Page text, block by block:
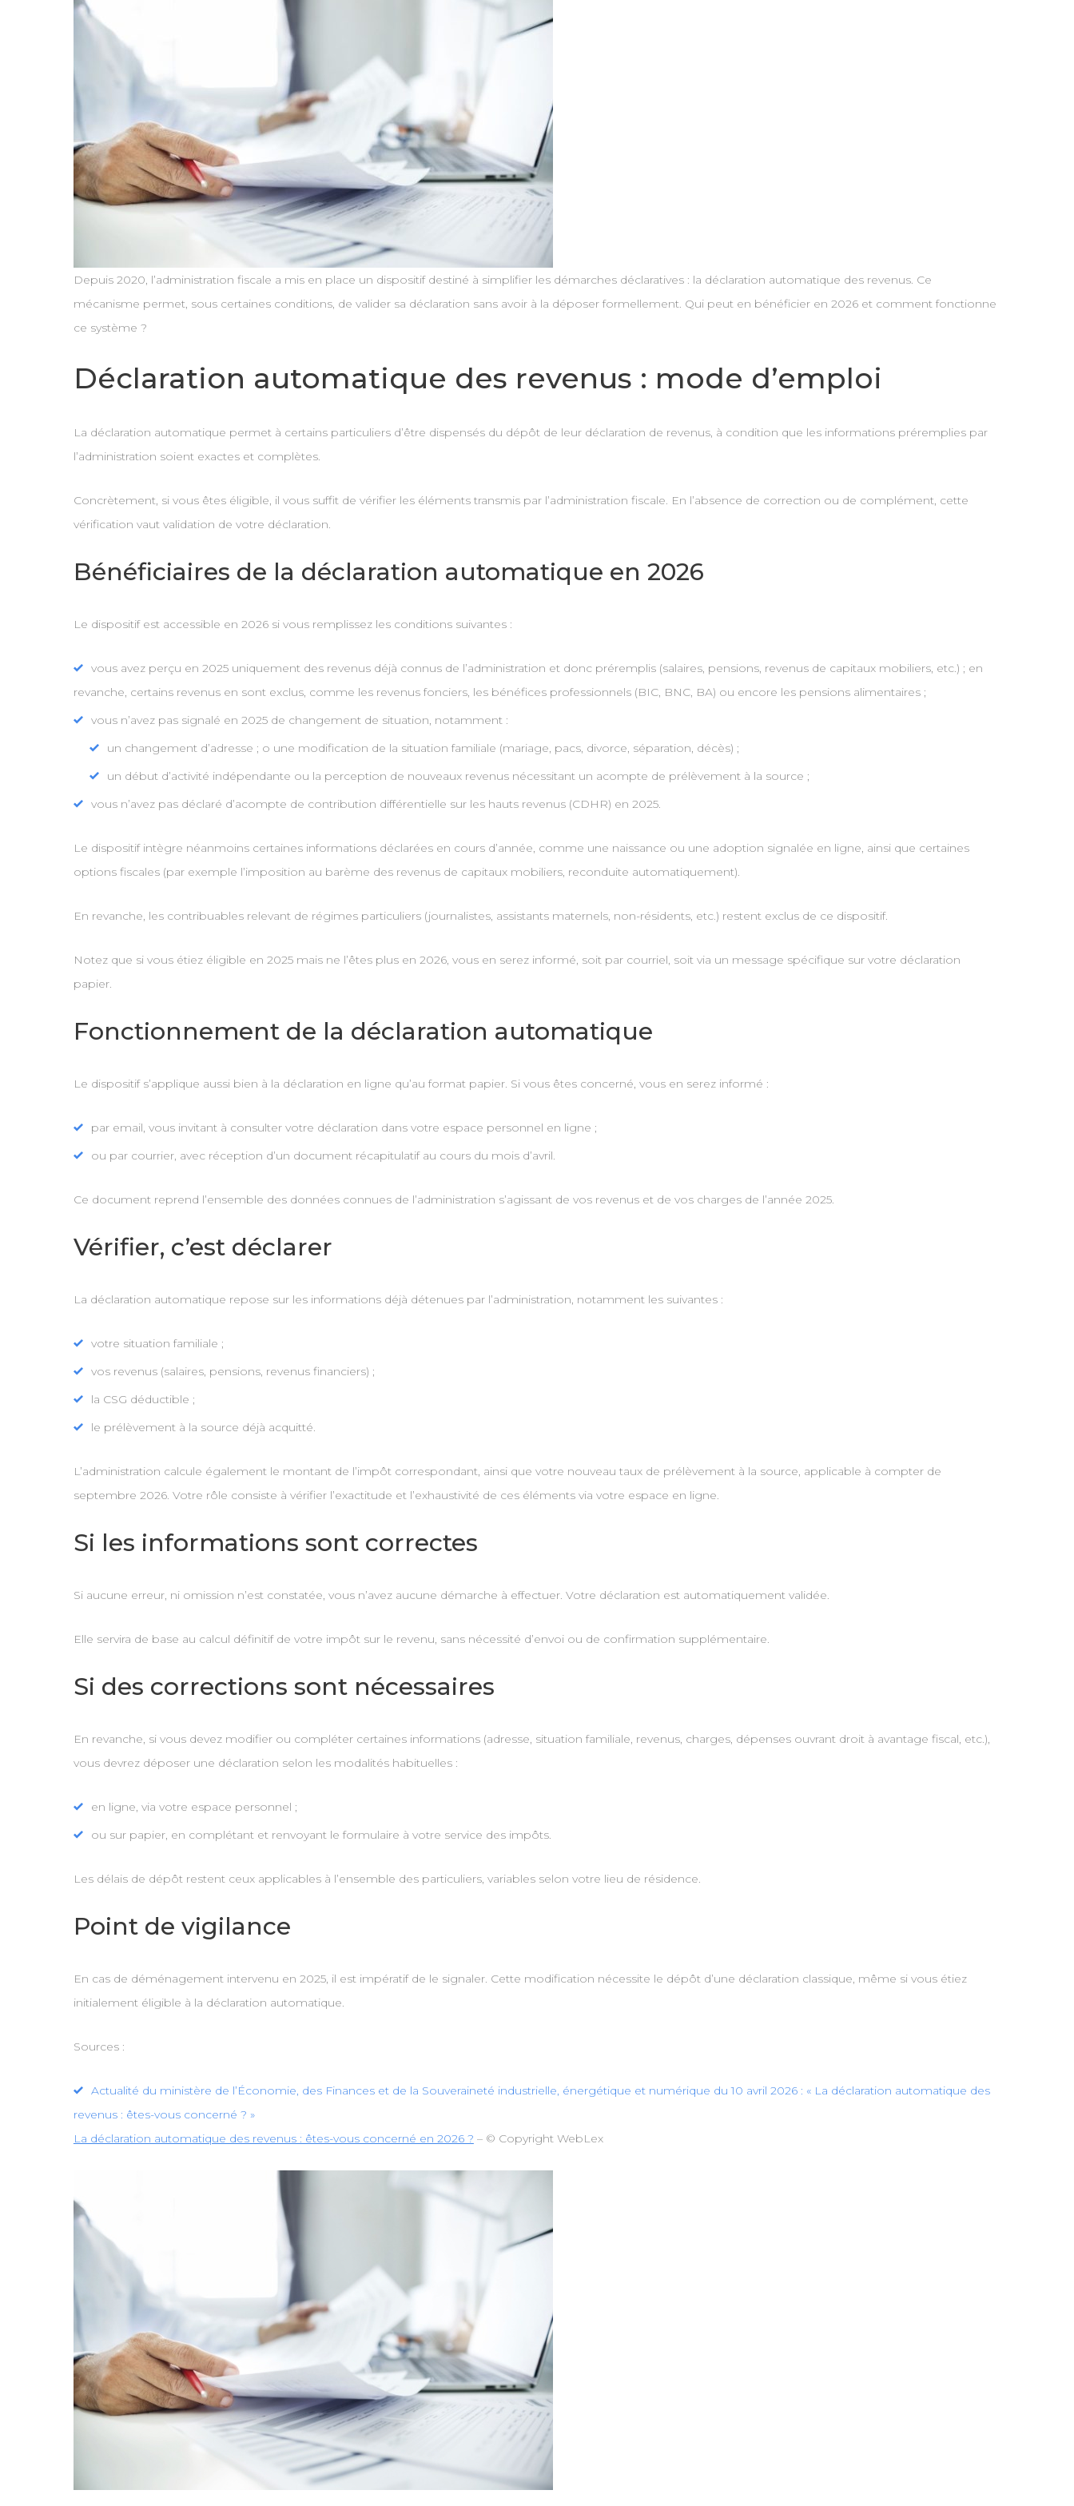
Depuis 2020, l’administration fiscale a mis en place un dispositif destiné à simplifier les démarches déclaratives : la déclaration automatique des revenus. Ce
mécanisme permet, sous certaines conditions, de valider sa déclaration sans avoir à la déposer formellement. Qui peut en bénéficier en 2026 et comment fonctionne
ce système ?
Déclaration automatique des revenus : mode d’emploi
La déclaration automatique permet à certains particuliers d’être dispensés du dépôt de leur déclaration de revenus, à condition que les informations préremplies par
l’administration soient exactes et complètes.
Concrètement, si vous êtes éligible, il vous suffit de vérifier les éléments transmis par l’administration fiscale. En l’absence de correction ou de complément, cette
vérification vaut validation de votre déclaration.
Bénéficiaires de la déclaration automatique en 2026
Le dispositif est accessible en 2026 si vous remplissez les conditions suivantes :
vous avez perçu en 2025 uniquement des revenus déjà connus de l’administration et donc préremplis (salaires, pensions, revenus de capitaux mobiliers, etc.) ; en
revanche, certains revenus en sont exclus, comme les revenus fonciers, les bénéfices professionnels (BIC, BNC, BA) ou encore les pensions alimentaires ;
vous n’avez pas signalé en 2025 de changement de situation, notamment :
un changement d’adresse ; o une modification de la situation familiale (mariage, pacs, divorce, séparation, décès) ;
un début d’activité indépendante ou la perception de nouveaux revenus nécessitant un acompte de prélèvement à la source ;
vous n’avez pas déclaré d’acompte de contribution différentielle sur les hauts revenus (CDHR) en 2025.
Le dispositif intègre néanmoins certaines informations déclarées en cours d’année, comme une naissance ou une adoption signalée en ligne, ainsi que certaines
options fiscales (par exemple l’imposition au barème des revenus de capitaux mobiliers, reconduite automatiquement).
En revanche, les contribuables relevant de régimes particuliers (journalistes, assistants maternels, non-résidents, etc.) restent exclus de ce dispositif.
Notez que si vous étiez éligible en 2025 mais ne l’êtes plus en 2026, vous en serez informé, soit par courriel, soit via un message spécifique sur votre déclaration
papier.
Fonctionnement de la déclaration automatique
Le dispositif s’applique aussi bien à la déclaration en ligne qu’au format papier. Si vous êtes concerné, vous en serez informé :
par email, vous invitant à consulter votre déclaration dans votre espace personnel en ligne ;
ou par courrier, avec réception d’un document récapitulatif au cours du mois d’avril.
Ce document reprend l’ensemble des données connues de l’administration s’agissant de vos revenus et de vos charges de l’année 2025.
Vérifier, c’est déclarer
La déclaration automatique repose sur les informations déjà détenues par l’administration, notamment les suivantes :
votre situation familiale ;
vos revenus (salaires, pensions, revenus financiers) ;
la CSG déductible ;
le prélèvement à la source déjà acquitté.
L’administration calcule également le montant de l’impôt correspondant, ainsi que votre nouveau taux de prélèvement à la source, applicable à compter de
septembre 2026. Votre rôle consiste à vérifier l’exactitude et l’exhaustivité de ces éléments via votre espace en ligne.
Si les informations sont correctes
Si aucune erreur, ni omission n’est constatée, vous n’avez aucune démarche à effectuer. Votre déclaration est automatiquement validée.
Elle servira de base au calcul définitif de votre impôt sur le revenu, sans nécessité d’envoi ou de confirmation supplémentaire.
Si des corrections sont nécessaires
En revanche, si vous devez modifier ou compléter certaines informations (adresse, situation familiale, revenus, charges, dépenses ouvrant droit à avantage fiscal, etc.),
vous devrez déposer une déclaration selon les modalités habituelles :
en ligne, via votre espace personnel ;
ou sur papier, en complétant et renvoyant le formulaire à votre service des impôts.
Les délais de dépôt restent ceux applicables à l’ensemble des particuliers, variables selon votre lieu de résidence.
Point de vigilance
En cas de déménagement intervenu en 2025, il est impératif de le signaler. Cette modification nécessite le dépôt d’une déclaration classique, même si vous étiez
initialement éligible à la déclaration automatique.
Sources :
Actualité du ministère de l’Économie, des Finances et de la Souveraineté industrielle, énergétique et numérique du 10 avril 2026 : « La déclaration automatique des
revenus : êtes-vous concerné ? »
La déclaration automatique des revenus : êtes-vous concerné en 2026 ? – © Copyright WebLex